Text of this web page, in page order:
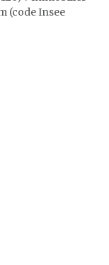
(code Insee